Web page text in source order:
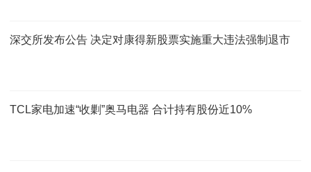
深交所发布公告 决定对康得新股票实施重大违法强制退市
TCL家电加速“收剿”奥马电器 合计持有股份近10%